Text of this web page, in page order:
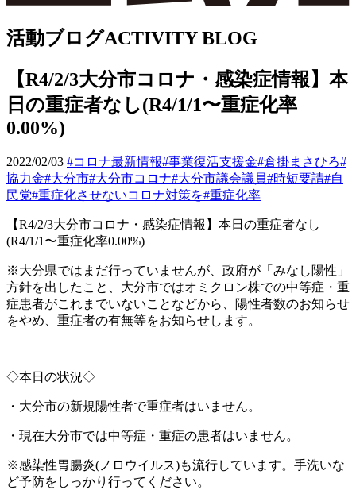
活動ブログACTIVITY BLOG
【R4/2/3大分市コロナ・感染症情報】本
日の重症者なし(R4/1/1〜重症化率
0.00%)
2022/02/03 #コロナ最新情報#事業復活支援金#倉掛まさひろ#
協力金#大分市#大分市コロナ#大分市議会議員#時短要請#自
民党#重症化させないコロナ対策を#重症化率
【R4/2/3大分市コロナ・感染症情報】本日の重症者なし
(R4/1/1〜重症化率0.00%)
※大分県ではまだ行っていませんが、政府が「みなし陽性」
方針を出したこと、大分市ではオミクロン株での中等症・重
症患者がこれまでいないことなどから、陽性者数のお知らせ
をやめ、重症者の有無等をお知らせします。
◇本日の状況◇
・大分市の新規陽性者で重症者はいません。
・現在大分市では中等症・重症の患者はいません。
※感染性胃腸炎(ノロウイルス)も流行しています。手洗いな
ど予防をしっかり行ってください。